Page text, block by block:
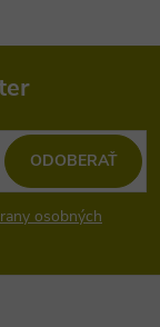
osobných
ODOBERAŤ